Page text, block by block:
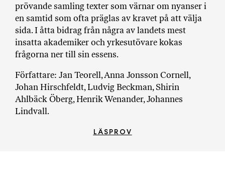
prövande samling texter som värnar om nyanser i
en samtid som ofta präglas av kravet på att välja
sida. I åtta bidrag från några av landets mest
insatta akademiker och yrkesutövare kokas
frågorna ner till sin essens.
Författare: Jan Teorell, Anna Jonsson Cornell,
Johan Hirschfeldt, Ludvig Beckman, Shirin
Ahlbäck Öberg, Henrik Wenander, Johannes
Lindvall.
LÄSPROV